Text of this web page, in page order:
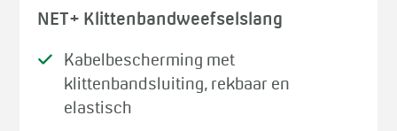
NET+ Klittenbandweefselslang
Kabelbescherming met
klittenbandsluiting, rekbaar en
elastisch